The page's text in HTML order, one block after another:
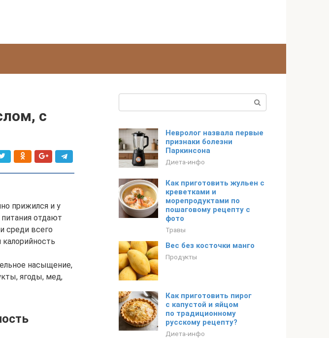
с
прижился и у
отдают
среди всего
насыщение,
ягоды, мед,
Невролог назвала первые
признаки болезни
Паркинсона
Диета-инфо
Как приготовить жульен с
креветками и
морепродуктами по
пошаговому рецепту с
фото
Травы
Вес без косточки манго
Продукты
Как приготовить пирог
с капустой и яйцом
по традиционному
русскому рецепту?
Диета-инфо